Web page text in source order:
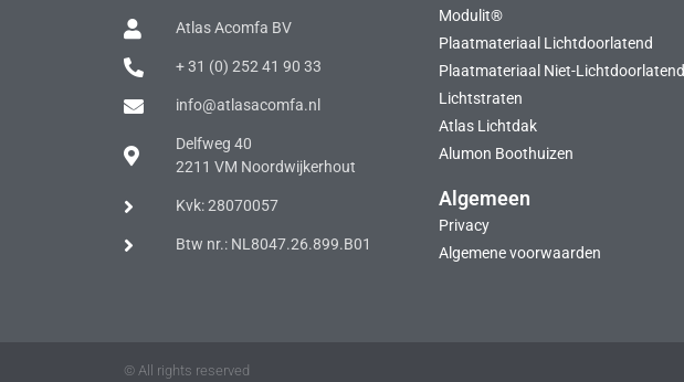
Atlas Acomfa BV
+ 31 (0) 252 41 90 33
info@atlasacomfa.nl
Delfweg 40
2211 VM Noordwijkerhout
Kvk: 28070057
Btw nr.: NL8047.26.899.B01
Modulit®
Plaatmateriaal Lichtdoorlatend
Plaatmateriaal Niet-Lichtdoorlatend
Lichtstraten
Atlas Lichtdak
Alumon Boothuizen
Algemeen
Privacy
Algemene voorwaarden
© All rights reserved